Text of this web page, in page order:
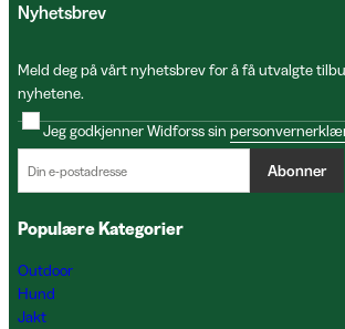
Nyhetsbrev
Meld deg på vårt nyhetsbrev for å få utvalgte
nyhetene.
Jeg godkjenner Widforss sin
Abonner
Populære Kategorier
Outdoor
Hund
Jakt